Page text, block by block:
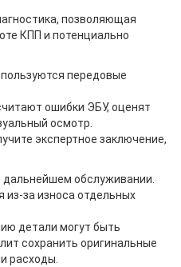
позволяющая
КПП и потенциально
передовые
ошибки ЭБУ, оценят
осмотр.
экспертное заключение,
обслуживании.
из-за износа отдельных
детали могут быть
сохранить оригинальные
расходы.